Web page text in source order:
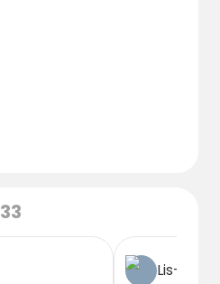
33
Lis-